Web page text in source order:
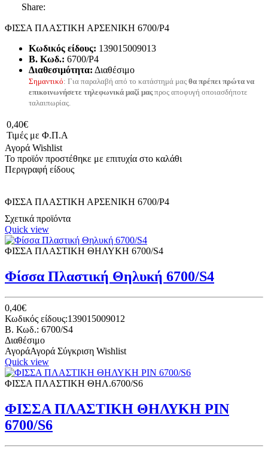
Share:
ΦΙΣΣΑ ΠΛΑΣΤΙΚΗ ΑΡΣΕΝΙΚΗ 6700/P4
Κωδικός είδους: 139015009013
B. Κωδ.: 6700/P4
Διαθεσιμότητα: Διαθέσιμο
Σημαντικό: Για παραλαβή από το κατάστημά μας θα πρέπει πρώτα να
επικοινωνήσετε τηλεφωνικά μαζί μαςπρος αποφυγή οποιασδήποτε
ταλαιπωρίας.
0,40€
Τιμές με Φ.Π.Α
Αγορά Wishlist
Το προϊόν προστέθηκε με επιτυχία στο καλάθι
Περιγραφή είδους
ΦΙΣΣΑ ΠΛΑΣΤΙΚΗ ΑΡΣΕΝΙΚΗ 6700/P4
Σχετικά προϊόντα
Quick view
ΦΙΣΣΑ ΠΛΑΣΤΙΚΗ ΘΗΛΥΚΗ 6700/S4
Φίσσα Πλαστική Θηλυκή 6700/S4
0,40€
Κωδικός είδους:139015009012
B. Κωδ.: 6700/S4
Διαθέσιμο
ΑγοράΑγορά Σύγκριση Wishlist
Quick view
ΦΙΣΣΑ ΠΛΑΣΤΙΚΗ ΘΗΛ.6700/S6
ΦΙΣΣΑ ΠΛΑΣΤΙΚΗ ΘΗΛΥΚΗ ΡΙΝ
6700/S6